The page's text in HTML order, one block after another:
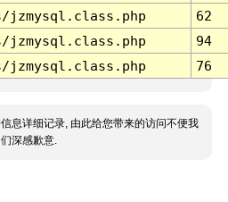
jzmysql.class.php
62
jzmysql.class.php
94
jzmysql.class.php 76
息详细记录, 由此给您带来的访问不便我
们深感歉意.